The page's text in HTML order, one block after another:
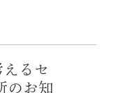
るセ
のお知